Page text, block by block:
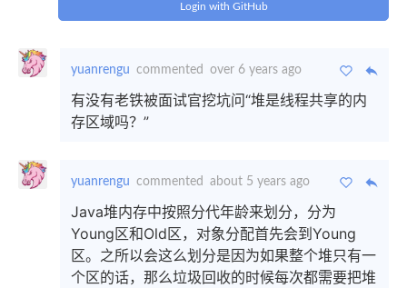
Login with GitHub
yuanrengu commented over 6 years ago
有没有老铁被面试官挖坑问“堆是线程共享的内
存区域吗？”
yuanrengu commented about 5 years ago
Java堆内存中按照分代年龄来划分，分为
Young区和Old区，对象分配首先会到Young
区。之所以会这么划分是因为如果整个堆只有一
个区的话，那么垃圾回收的时候每次都需要把堆